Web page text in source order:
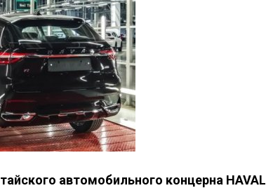
автомобильного концерна HAVAL